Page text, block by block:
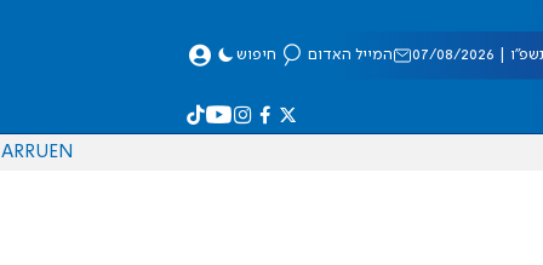
08/2026 המייל האדום חיפוש
EN
RU
AR